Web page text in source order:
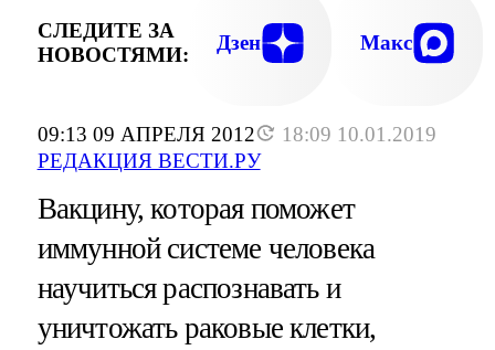
09:13 09 АПРЕЛЯ 2012
18:09 10.01.2019
РЕДАКЦИЯ ВЕСТИ.РУ
СЛЕДИТЕ ЗА
НОВОСТЯМИ:
Дзен Макс
Вакцину, которая поможет
иммунной системе человека
научиться распознавать и
уничтожать раковые клетки,